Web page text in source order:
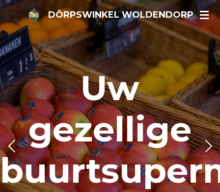
direct
naar
de
hoofdinhoud
DÖRPSWINKEL WOLDENDORP
Uw
gezellige